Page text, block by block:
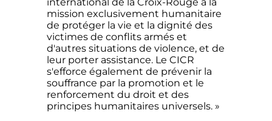
international de la Croix-Rouge a la
mission exclusivement humanitaire
de protéger la vie et la dignité des
victimes de conflits armés et
d'autres situations de violence, et de
leur porter assistance. Le CICR
s'efforce également de prévenir la
souffrance par la promotion et le
renforcement du droit et des
principes humanitaires universels. »